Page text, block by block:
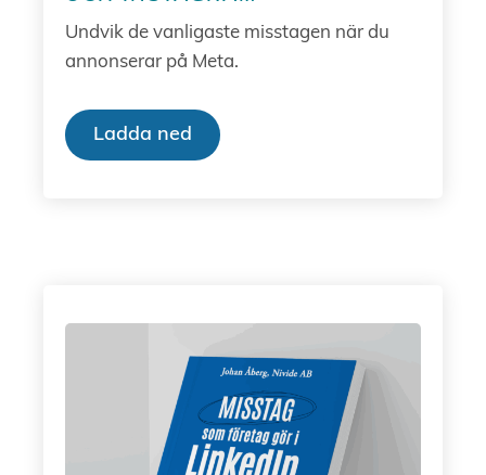
Undvik de vanligaste misstagen när du
annonserar på Meta.
Ladda ned